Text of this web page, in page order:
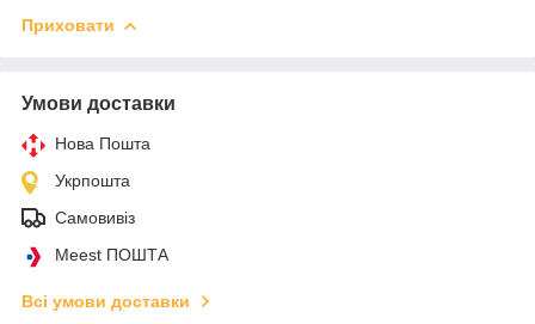
Приховати
Умови доставки
Нова Пошта
Укрпошта
Самовивіз
Meest ПОШТА
Всі умови доставки